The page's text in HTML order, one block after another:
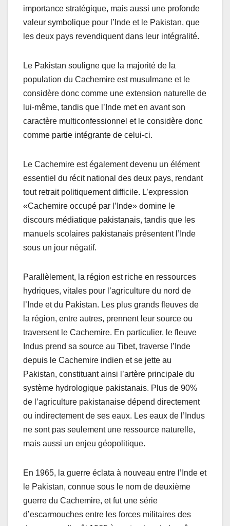
importance stratégique, mais aussi une profonde
valeur symbolique pour l’Inde et le Pakistan, que
les deux pays revendiquent dans leur intégralité.
Le Pakistan souligne que la majorité de la
population du Cachemire est musulmane et le
considère donc comme une extension naturelle de
lui-même, tandis que l’Inde met en avant son
caractère multiconfessionnel et le considère donc
comme partie intégrante de celui-ci.
Le Cachemire est également devenu un élément
essentiel du récit national des deux pays, rendant
tout retrait politiquement difficile. L’expression
«Cachemire occupé par l’Inde» domine le
discours médiatique pakistanais, tandis que les
manuels scolaires pakistanais présentent l’Inde
sous un jour négatif.
Parallèlement, la région est riche en ressources
hydriques, vitales pour l’agriculture du nord de
l’Inde et du Pakistan. Les plus grands fleuves de
la région, entre autres, prennent leur source ou
traversent le Cachemire. En particulier, le fleuve
Indus prend sa source au Tibet, traverse l’Inde
depuis le Cachemire indien et se jette au
Pakistan, constituant ainsi l’artère principale du
système hydrologique pakistanais. Plus de 90%
de l’agriculture pakistanaise dépend directement
ou indirectement de ses eaux. Les eaux de l’Indus
ne sont pas seulement une ressource naturelle,
mais aussi un enjeu géopolitique.
En 1965, la guerre éclata à nouveau entre l’Inde et
le Pakistan, connue sous le nom de deuxième
guerre du Cachemire, et fut une série
d’escarmouches entre les forces militaires des